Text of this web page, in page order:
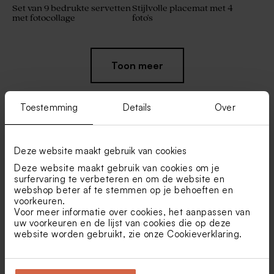
Toestemming Details Over
Deze website maakt gebruik van cookies
Deze website maakt gebruik van cookies om je
surfervaring te verbeteren en om de website en
webshop beter af te stemmen op je behoeften en
voorkeuren.
Voor meer informatie over cookies, het aanpassen van
uw voorkeuren en de lijst van cookies die op deze
website worden gebruikt, zie onze Cookieverklaring.
Set van 9 bedrukte servetten
met fotocollage
Stijlvolle placemat met 4
foto's
Sierlijke menukaart met foto Creamkleurige zeepjes -
Avène
Toon meer
Vind je misschien ook leuk